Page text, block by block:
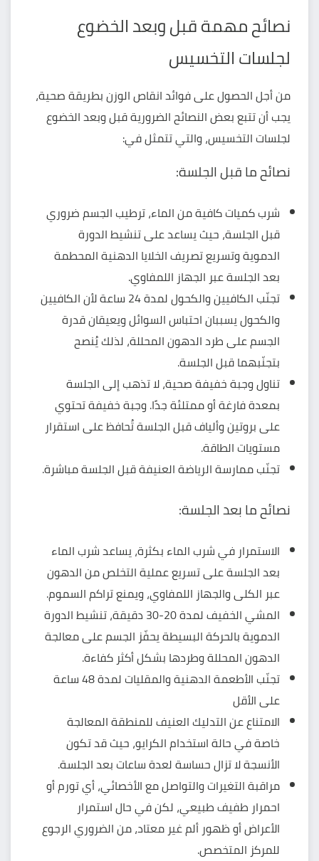
نصائح مهمة قبل وبعد الخضوع
لجلسات التخسيس
من أجل الحصول علىفوائد انقاص الوزنبطريقة صحية،
يجب أن تتبع بعض النصائح الضرورية قبل وبعد الخضوع
لجلسات التخسيس، والتي تتمثل في:
نصائح ما قبل الجلسة:
شرب كميات كافية من الماء، ترطيب الجسم ضروري
قبل الجلسة، حيث يساعد على تنشيط الدورة
الدموية وتسريع تصريف الخلايا الدهنية المحطمة
بعد الجلسة عبر الجهاز اللمفاوي.
تجنّب الكافيين والكحول لمدة 24 ساعة لأن الكافيين
والكحول يسببان احتباس السوائل ويعيقان قدرة
الجسم على طرد الدهون المحللة، لذلك يُنصح
بتجنّبهما قبل الجلسة.
تناول وجبة خفيفة صحية، لا تذهب إلى الجلسة
بمعدة فارغة أو ممتلئة جدًا. وجبة خفيفة تحتوي
على بروتين وألياف قبل الجلسة تُحافظ على استقرار
مستويات الطاقة.
تجنّب ممارسة الرياضة العنيفة قبل الجلسة مباشرة.
نصائح ما بعد الجلسة:
الاستمرار في شرب الماء بكثرة، يساعد شرب الماء
بعد الجلسة على تسريع عملية التخلص من الدهون
عبر الكلى والجهاز اللمفاوي، ويمنع تراكم السموم.
المشي الخفيف لمدة 20-30 دقيقة،
تنشيط الدورة
الدمويةبالحركة البسيطة يحفّز الجسم على معالجة
الدهون المحللة وطردها بشكل أكثر كفاءة.
تجنّب الأطعمة الدهنية والمقليات لمدة 48 ساعة
على الأقل
الامتناع عن التدليك العنيف للمنطقة المعالجة
خاصة في حالة استخدام الكرايو، حيث قد تكون
الأنسجة لا تزال حساسة لعدة ساعات بعد الجلسة.
مراقبة التغيرات والتواصل مع الأخصائي، أي تورم أو
احمرار طفيف طبيعي، لكن في حال استمرار
الأعراض أو ظهور ألم غير معتاد، من الضروري الرجوع
للمركز المتخصص.